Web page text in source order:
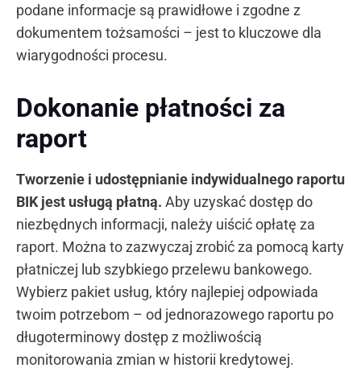
podane informacje są prawidłowe i zgodne z
dokumentem tożsamości – jest to kluczowe dla
wiarygodności procesu.
Dokonanie płatności za
raport
Tworzenie i udostępnianie indywidualnego raportu
BIK jest usługą płatną. Aby uzyskać dostęp do
niezbędnych informacji, należy uiścić opłatę za
raport. Można to zazwyczaj zrobić za pomocą karty
płatniczej lub szybkiego przelewu bankowego.
Wybierz pakiet usług, który najlepiej odpowiada
twoim potrzebom – od jednorazowego raportu po
długoterminowy dostęp z możliwością
monitorowania zmian w historii kredytowej.